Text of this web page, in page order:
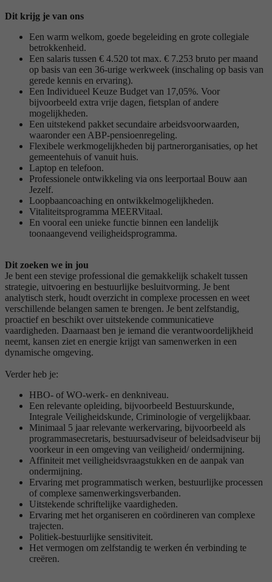
Dit krijg je van ons
Een warm welkom, goede begeleiding en grote collegiale
betrokkenheid.
Een salaris tussen € 4.520 tot max. € 7.253 bruto per maand
op basis van een 36-urige werkweek (inschaling op basis van
gerede kennis en ervaring).
Een Individueel Keuze Budget van 17,05%. Voor
bijvoorbeeld extra vrije dagen, fietsplan of andere
mogelijkheden.
Een uitstekend pakket secundaire arbeidsvoorwaarden,
waaronder een ABP-pensioenregeling.
Flexibele werkmogelijkheden bij partnerorganisaties, op het
gemeentehuis of vanuit huis.
Laptop en telefoon.
Professionele ontwikkeling via ons leerportaal Bouw aan
Jezelf.
Loopbaancoaching en ontwikkelmogelijkheden.
Vitaliteitsprogramma MEERVitaal.
En vooral een unieke functie binnen een landelijk
toonaangevend veiligheidsprogramma.
Dit zoeken we in jou
Je bent een stevige professional die gemakkelijk schakelt tussen
strategie, uitvoering en bestuurlijke besluitvorming. Je bent
analytisch sterk, houdt overzicht in complexe processen en weet
verschillende belangen samen te brengen. Je bent zelfstandig,
proactief en beschikt over uitstekende communicatieve
vaardigheden. Daarnaast ben je iemand die verantwoordelijkheid
neemt, kansen ziet en energie krijgt van samenwerken in een
dynamische omgeving.
Verder heb je:
HBO- of WO-werk- en denkniveau.
Een relevante opleiding, bijvoorbeeld Bestuurskunde,
Integrale Veiligheidskunde, Criminologie of vergelijkbaar.
Minimaal 5 jaar relevante werkervaring, bijvoorbeeld als
programmasecretaris, bestuursadviseur of beleidsadviseur bij
voorkeur in een omgeving van veiligheid/ ondermijning.
Affiniteit met veiligheidsvraagstukken en de aanpak van
ondermijning.
Ervaring met programmatisch werken, bestuurlijke processen
of complexe samenwerkingsverbanden.
Uitstekende schriftelijke vaardigheden.
Ervaring met het organiseren en coördineren van complexe
trajecten.
Politiek-bestuurlijke sensitiviteit.
Het vermogen om zelfstandig te werken én verbinding te
creëren.